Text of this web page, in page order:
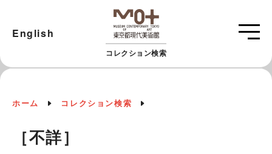
コレクション検索
English
ホーム コレクション検索
［不詳］